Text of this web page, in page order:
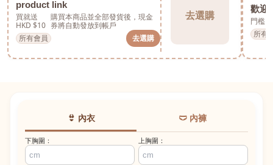
product link
買就送
HKD $10
購買本商品並全部發貨後，現金
券將自動發放到帳戶
所有會員
去選購
去選購
歡迎
門檻
所有
👙 內衣 🩲 內褲
下胸圍： 上胸圍：